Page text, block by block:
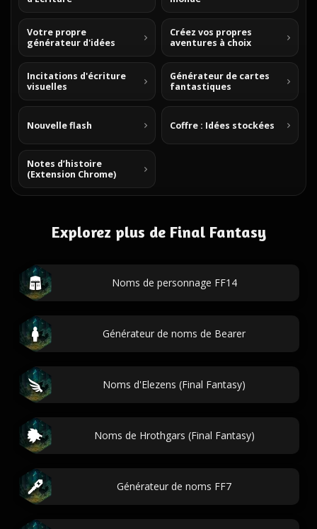
Votre propre
générateur d'idées
Créez vos propres
aventures à choix
Incitations d'écriture
visuelles
Générateur de cartes
fantastiques
Nouvelle flash Coffre : Idées stockées
Notes d’histoire
(Extension Chrome)
Explorez plus de Final Fantasy
Noms de personnage FF14
Générateur de noms de Bearer
Noms d'Elezens (Final Fantasy)
Noms de Hrothgars (Final Fantasy)
Générateur de noms FF7